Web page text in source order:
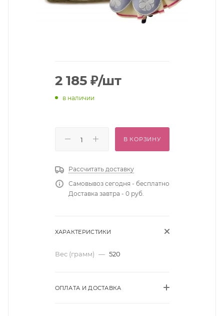
2 185₽/шт
в наличии
В КОРЗИНУ
Рассчитать доставку
Самовывоз сегодня - бесплатно
Доставка завтра - 0 руб.
ХАРАКТЕРИСТИКИ
Вес (грамм) — 520
ОПЛАТА И ДОСТАВКА